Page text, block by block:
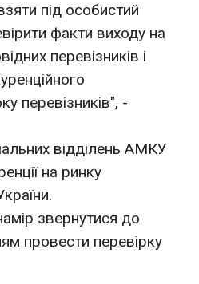
під особистий
факти виходу на
перевізників і
перевізників", -
відділень АМКУ
на ринку
звернутися до
провести перевірку